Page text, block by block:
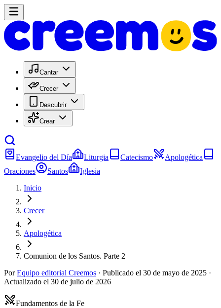
Cantar
Crecer
Descubrir
Crear
Evangelio del Día Liturgia Catecismo
Apologética
Oraciones
Santos
Iglesia
Inicio
Crecer
Apologética
Comunion de los Santos. Parte 2
Por Equipo editorial Creemos · Publicado el 30 de mayo de 2025 ·
Actualizado el 30 de julio de 2026
Fundamentos de la Fe